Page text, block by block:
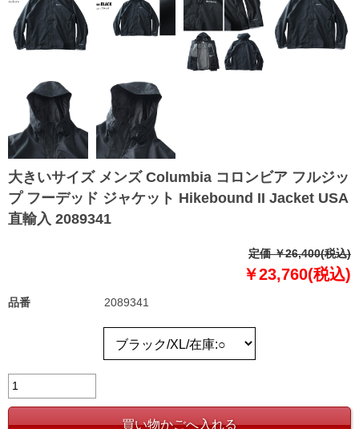
大きいサイズ メンズ Columbia コロンビア フルジッ
プ フーデッド ジャケット Hikebound II Jacket USA
直輸入 2089341
定価 ￥26,400(税込)
￥23,760(税込)
品番 2089341